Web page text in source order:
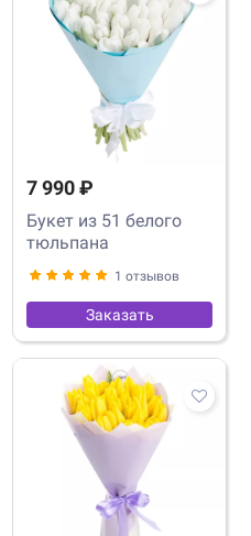
7 990 ₽
Букет из 51 белого
тюльпана
1 отзывов
Заказать